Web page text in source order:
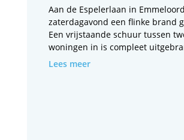
Aan de Espelerlaan in
zaterdagavond een flinke brand
Een vrijstaande schuur tussen
woningen in is compleet
Lees meer